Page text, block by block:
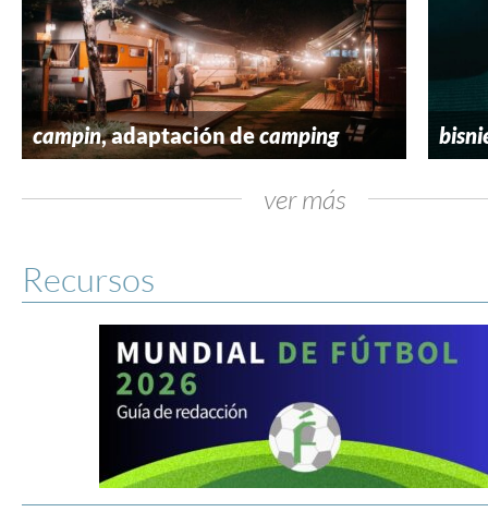
campin, adaptación decamping
ver más
Recursos